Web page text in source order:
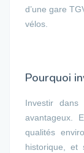
d’une gare
vélos.
Pourquoi
Investir
avantageux.
qualités
historique, et